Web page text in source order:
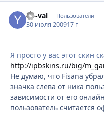
Yu-val Пользователи
30 июля 200917 г
Я просто у вас этот скин
http://ipbskins.ru/big/
Не думаю, что Fisana
значка слева от ника
зависимости от его
пользователь считается